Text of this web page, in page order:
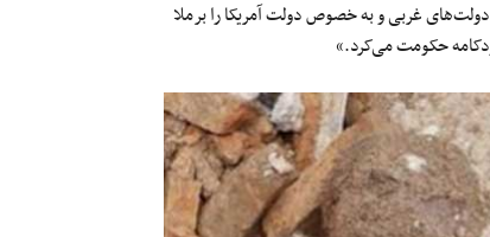
غربی و به خصوص دولت آمریکا را برملا
حکومت می‌کرد.»